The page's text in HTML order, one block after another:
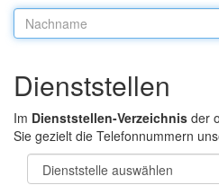
Nachname:
Dienststellen
Im Dienststellen-Verzeichnis der
Sie gezielt die Telefonnummern